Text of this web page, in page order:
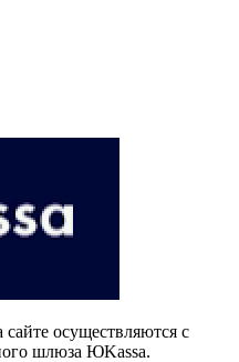
осуществляются с
шлюза ЮKassa.